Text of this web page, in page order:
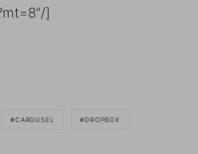
]
CAROUSEL DROPBOX